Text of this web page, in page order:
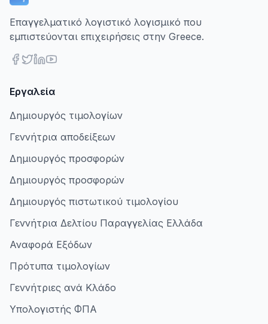
Επαγγελματικό λογιστικό λογισμικό που
εμπιστεύονται επιχειρήσεις στην Greece.
Εργαλεία
Δημιουργός τιμολογίων
Γεννήτρια αποδείξεων
Δημιουργός προσφορών
Δημιουργός προσφορών
Δημιουργός πιστωτικού τιμολογίου
Γεννήτρια Δελτίου Παραγγελίας Ελλάδα
Αναφορά Εξόδων
Πρότυπα τιμολογίων
Γεννήτριες ανά Κλάδο
Υπολογιστής ΦΠΑ